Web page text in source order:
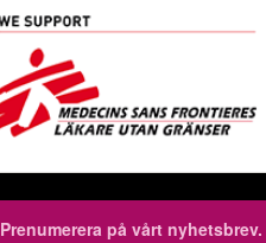
Prenumerera på vårt nyhetsbrev.